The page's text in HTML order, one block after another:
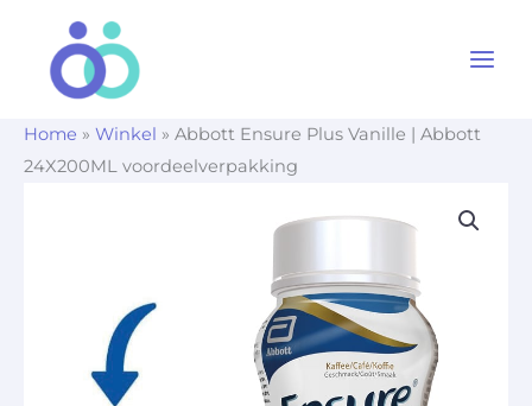
Home » Winkel » Abbott Ensure Plus Vanille | Abbott
24X200ML voordeelverpakking